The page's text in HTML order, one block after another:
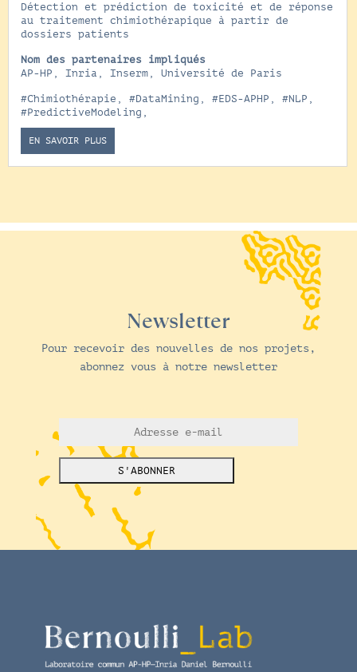
Détection et prédiction de toxicité et de réponse
au traitement chimiothérapique à partir de
dossiers patients
Nom des partenaires impliqués
AP-HP, Inria, Inserm, Université de Paris
#Chimiothérapie , #DataMining , #EDS-APHP , #NLP ,
#PredictiveModeling ,
EN SAVOIR PLUS
Newsletter
Pour recevoir des nouvelles de nos projets,
abonnez vous à notre newsletter